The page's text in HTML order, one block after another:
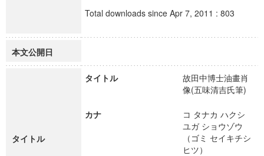
Total downloads since Apr 7, 2011 : 803
本文公開日
タイトル
タイトル
故田中博士油畫肖
像(五味清吉氏筆)
カナ
コ タナカ ハクシ
ユガ ショウゾウ
（ゴミ セイキチシ
ヒツ）